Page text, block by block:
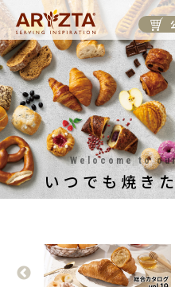
Welocome to
いつでも焼き